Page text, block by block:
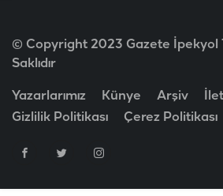
© Copyright 2023 Gazete İpekyol
Saklıdır
Yazarlarımız Künye Arşiv
Gizlilik Politikası
Çerez Politikası